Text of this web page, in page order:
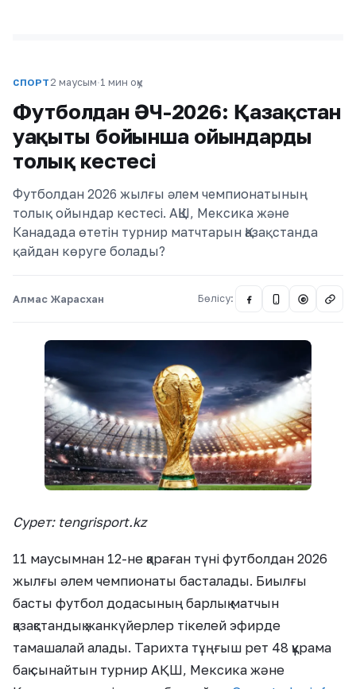
СПОРТ 2 маусым·1 мин оқу
Футболдан ӘЧ-2026: Қазақстан
уақыты бойынша ойындардың
толық кестесі
Футболдан 2026 жылғы әлем чемпионатының
толық ойындар кестесі. АҚШ, Мексика және
Канадада өтетін турнир матчтарын Қазақстанда
қайдан көруге болады?
Алмас Жарасхан Бөлісу: @
Сурет: tengrisport.kz
11 маусымнан 12-не қараған түні футболдан 2026
жылғы әлем чемпионаты басталады. Биылғы
басты футбол додасының барлық матчын
қазақстандық жанкүйерлер тікелей эфирде
тамашалай алады. Тарихта тұңғыш рет 48 құрама
бақ сынайтын турнир АҚШ, Мексика және